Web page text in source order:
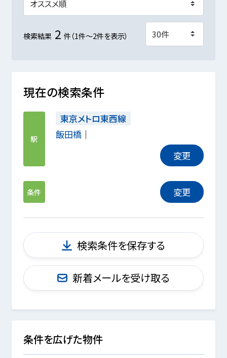
検索結果 2 件（1件～2件を表示）
現在の検索条件
駅
東京メトロ東西線
飯田橋
変更
条件 変更
検索条件を保存する
新着メールを受け取る
条件を広げた物件